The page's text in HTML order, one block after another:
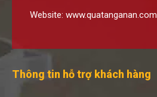
Website: www.quatanganan.com
Thông tin hỗ trợ khách hàng